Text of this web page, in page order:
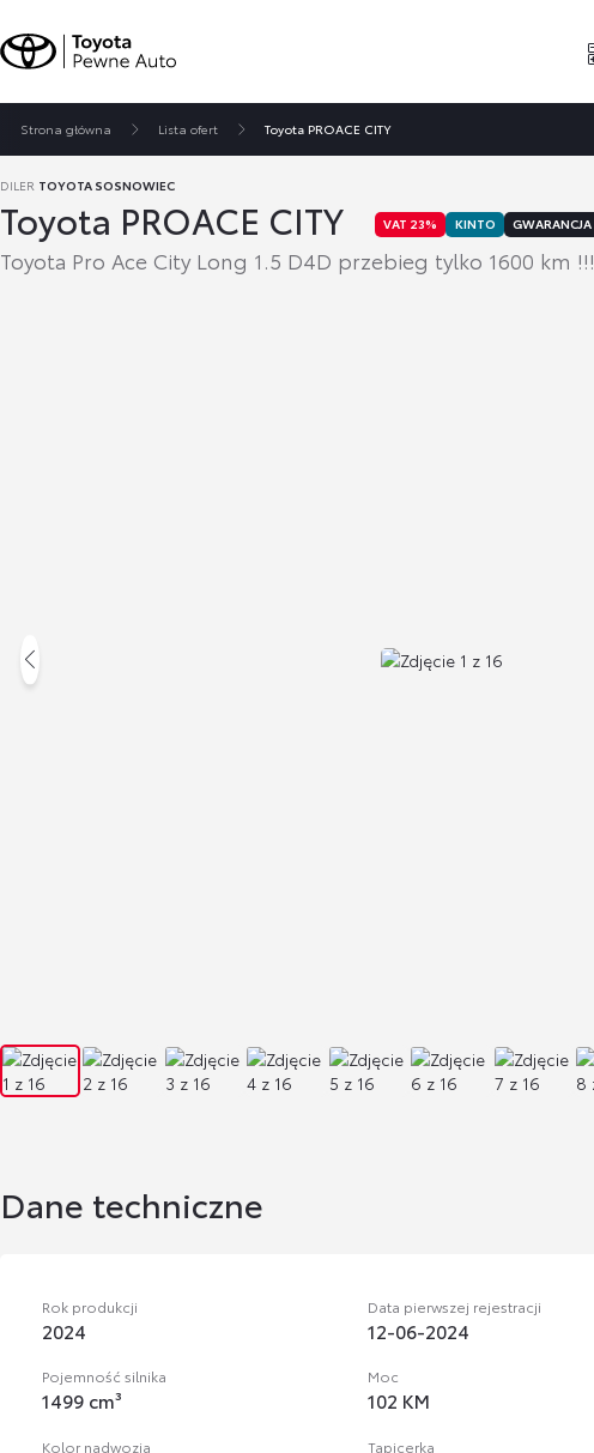
Strona główna Lista ofert Toyota PROACE CITY
Toyota PROACE CITY
Toyota Pro Ace City Long 1.5 D4D przebieg tylko 1600 km !!!
VAT 23% KINTO GWARANCJA
DILER TOYOTA SOSNOWIEC
Dane techniczne
Rok produkcji
2024
Data pierwszej rejestracji
12-06-2024
Pojemność silnika
1499 cm³
Moc
102 KM
Kolor nadwozia Tapicerka